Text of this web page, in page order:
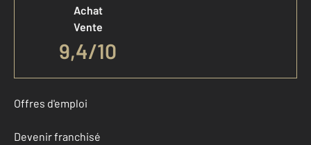
Achat
Vente
9,4/10
Offres d'emploi
Devenir franchisé